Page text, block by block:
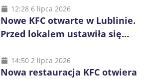
inwestycje
12:28 6 lipca 2026
Nowe KFC otwarte w Lublinie.
Przed lokalem ustawiła się
14:50 2 lipca 2026
Nowa restauracja KFC otwiera